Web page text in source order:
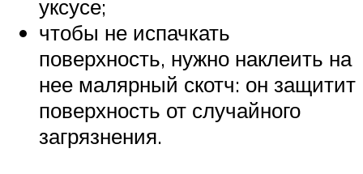
уксусе;
чтобы не испачкать
поверхность, нужно наклеить на
нее малярный скотч: он защитит
поверхность от случайного
загрязнения.